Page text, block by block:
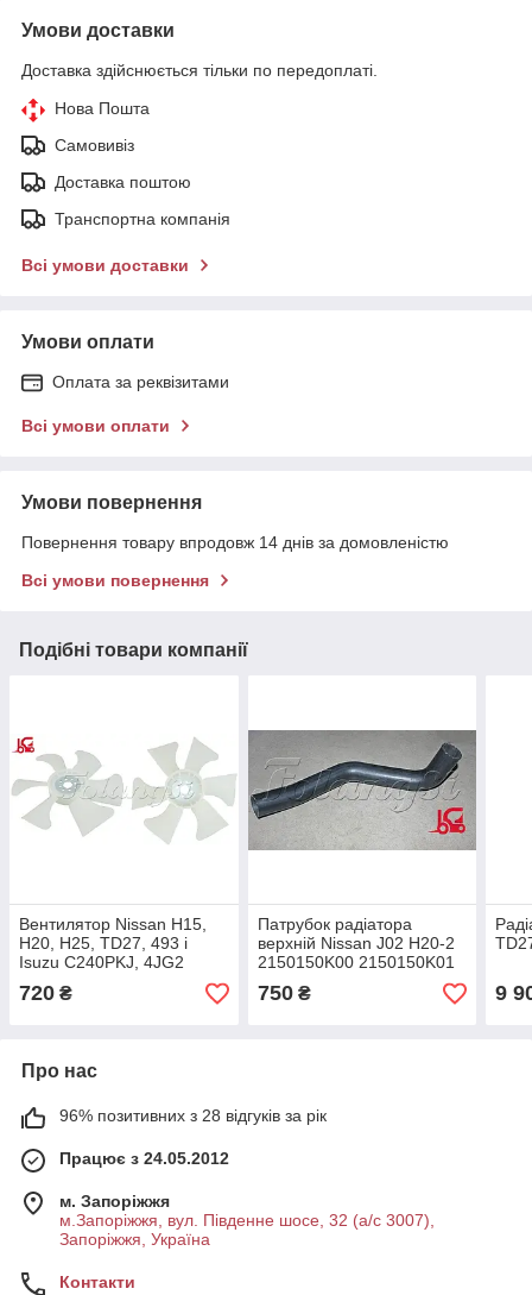
Умови доставки
Доставка здійснюється тільки по передоплаті.
Нова Пошта
Самовивіз
Доставка поштою
Транспортна компанія
Всі умови доставки
Умови оплати
Оплата за реквізитами
Всі умови оплати
Умови повернення
Повернення товару впродовж 14 днів за домовленістю
Всі умови повернення
Подібні товари компанії
Вентилятор Nissan H15,
H20, H25, TD27, 493 і
Isuzu C240PKJ, 4JG2
210605k20 2106050K00
A2106090073
720 ₴
Патрубок радіатора
верхній Nissan J02 H20-2
2150150K00 2150150K01
750₴ 9
Про нас
96% позитивних з 28 відгуків за рік
Працює з 24.05.2012
м. Запоріжжя
м.Запоріжжя, вул. Південне шосе, 32 (а/с 3007),
Запоріжжя, Україна
Контакти